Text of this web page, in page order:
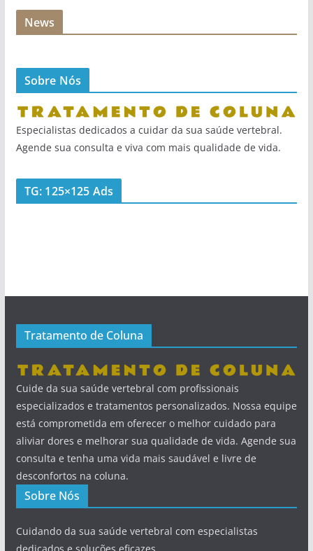
News
Sobre Nós
Especialistas dedicados a cuidar da sua saúde vertebral.
Agende sua consulta e viva com mais qualidade de vida.
TG: 125×125 Ads
Tratamento de Coluna
Cuide da sua saúde vertebral com profissionais
especializados e tratamentos personalizados. Nossa equipe
está comprometida em oferecer o melhor cuidado para
aliviar dores e melhorar sua qualidade de vida. Agende sua
consulta e tenha uma vida mais saudável e livre de
desconfortos na coluna.
Sobre Nós
Cuidando da sua saúde vertebral com especialistas
dedicados e soluções eficazes.